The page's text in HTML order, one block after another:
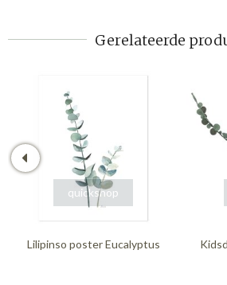
Gerelateerde
quickshop
Lilipinso poster Eucalyptus